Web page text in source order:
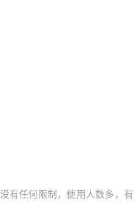
没有任何限制，使用人数多，有